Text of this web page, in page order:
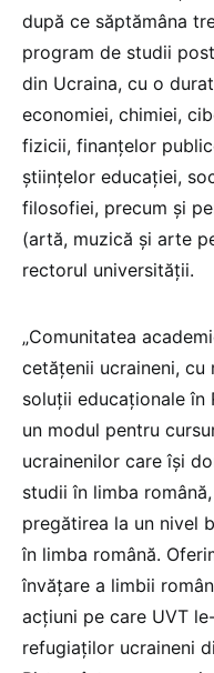
după ce săptămâna
program de studii
din Ucraina, cu o
economiei, chimiei,
fizicii, finanţelor
ştiinţelor educaţiei,
filosofiei, precum şi
(artă, muzică şi arte
rectorul universității.
„Comunitatea
cetăţenii ucraineni,
soluţii educaţionale în
un modul pentru
ucrainenilor care îşi
studii în limba
pregătirea la un nivel
în limba română.
învăţare a limbii
acţiuni pe care UVT
refugiaţilor ucraineni